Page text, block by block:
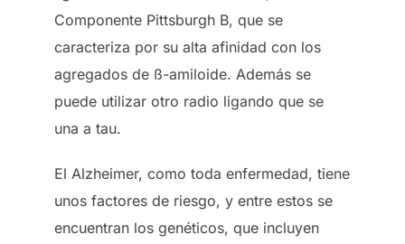
Componente Pittsburgh B, que se
caracteriza por su alta afinidad con los
agregados de ß-amiloide. Además se
puede utilizar otro radio ligando que se
una a tau.
El Alzheimer, como toda enfermedad, tiene
unos factores de riesgo, y entre estos se
encuentran los genéticos, que incluyen